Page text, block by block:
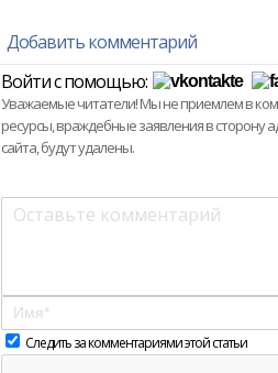
Добавить комментарий
Войти с помощью:
Уважаемые читатели! Мы не приемлем в
ресурсы, враждебные заявления в
сайта, будут удалены.
Следить за комментариями этой статьи